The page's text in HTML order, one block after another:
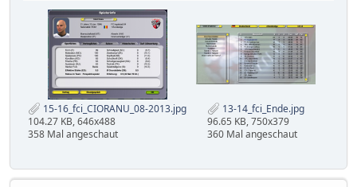
15-16_fci_CIORANU_08-2013.jpg
104.27 KB, 646x488
358 Mal angeschaut
13-14_fci_Ende.jpg
96.65 KB, 750x379
360 Mal angeschaut